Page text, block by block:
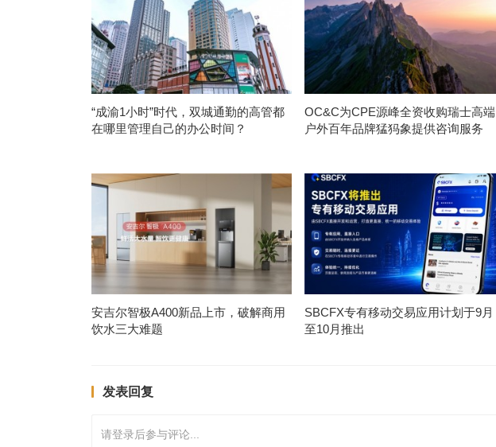
“成渝1小时”时代，双城通勤的高管都
在哪里管理自己的办公时间？
OC&C为CPE源峰全资收购瑞士高端
户外百年品牌猛犸象提供咨询服务
安吉尔智极A400新品上市，破解商用
饮水三大难题
SBCFX专有移动交易应用计划于9月
至10月推出
发表回复
请登录后参与评论...